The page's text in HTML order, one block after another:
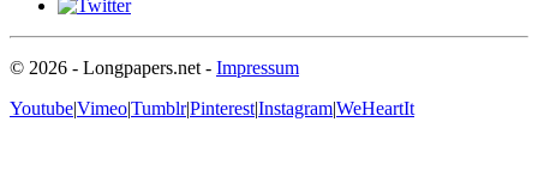
© 2026 - Longpapers.net - Impressum
Youtube|Vimeo|Tumblr|Pinterest|Instagram|WeHeartIt